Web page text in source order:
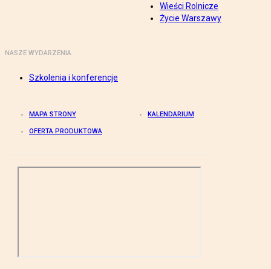
Wieści Rolnicze
Życie Warszawy
NASZE WYDARZENIA
Szkolenia i konferencje
MAPA STRONY KALENDARIUM
OFERTA PRODUKTOWA